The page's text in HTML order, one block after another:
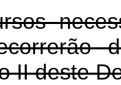
II deste